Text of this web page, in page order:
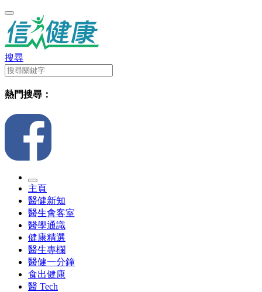
搜尋
熱門搜尋：
主頁
醫健新知
醫生會客室
醫學通識
健康精選
醫生專欄
醫健一分鐘
食出健康
醫 Tech